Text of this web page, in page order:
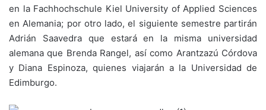
en la Fachhochschule Kiel University of Applied Sciences
en Alemania; por otro lado, el siguiente semestre partirán
Adrián Saavedra que estará en la misma universidad
alemana que Brenda Rangel, así como Arantzazú Córdova
y Diana Espinoza, quienes viajarán a la Universidad de
Edimburgo.